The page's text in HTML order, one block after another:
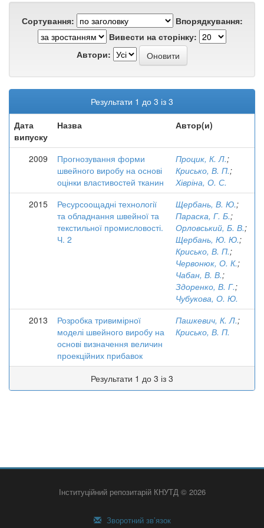
Сортування:
Впорядкування:
Вивести на сторінку:
Автори:
Результати 1 до 3 із 3
Дата
випуску
Назва Автор(и)
2009
Прогнозування форми
швейного виробу на основі
оцінки властивостей тканин
Процик, К. Л.;
Крисько, В. П.;
Хівріна, О. С.
2015
Ресурсоощадні технології
та обладнання швейної та
текстильної промисловості.
Ч. 2
Щербань, В. Ю.;
Параска, Г. Б.;
Орловський, Б. В.;
Щербань, Ю. Ю.;
Крисько, В. П.;
Червонюк, О. К.;
Чабан, В. В.;
Здоренко, В. Г.;
Чубукова, О. Ю.
2013
Розробка тривимірної
моделі швейного виробу на
основі визначення величин
проекційних прибавок
Пашкевич, К. Л.;
Крисько, В. П.
Результати 1 до 3 із 3
Інституційний репозитарій КНУТД © 2026
Зворотний зв’язок